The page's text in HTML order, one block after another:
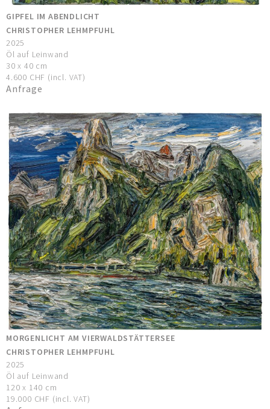
GIPFEL IM ABENDLICHT
CHRISTOPHER LEHMPFUHL
2025
Öl auf Leinwand
30 x 40 cm
4.600 CHF (incl. VAT)
Anfrage
MORGENLICHT AM VIERWALDSTÄTTERSEE
CHRISTOPHER LEHMPFUHL
2025
Öl auf Leinwand
120 x 140 cm
19.000 CHF (incl. VAT)